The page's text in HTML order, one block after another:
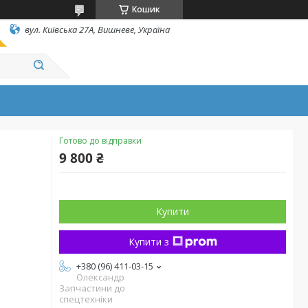
Кошик
вул. Київська 27А, Вишневе, Україна
Готово до відправки
9 800 ₴
Купити
Купити з
+380 (96) 411-03-15
Олександр
Запчастини до
спецтехніки